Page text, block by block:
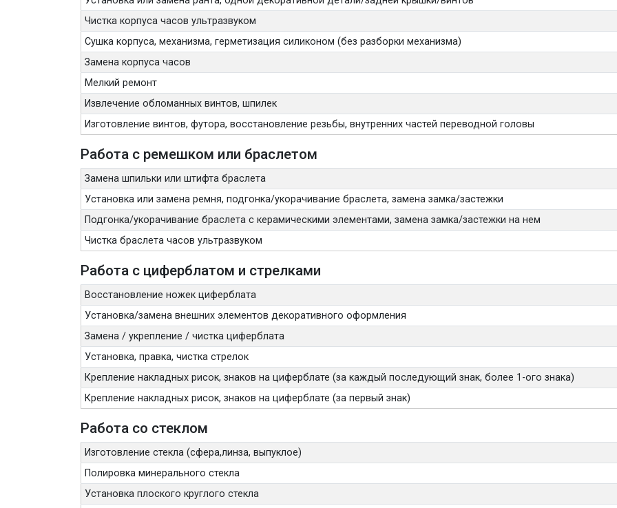
Чистка корпуса часов ультразвуком
Сушка корпуса, механизма, герметизация силиконом (без разборки механизма)
Замена корпуса часов
Мелкий ремонт
Извлечение обломанных винтов, шпилек
Изготовление винтов, футора, восстановление резьбы, внутренних частей переводной головы
Работа с ремешком или браслетом
Замена шпильки или штифта браслета
Установка или замена ремня, подгонка/укорачивание браслета, замена замка/застежки
Подгонка/укорачивание браслета с керамическими элементами, замена замка/застежки на нем
Чистка браслета часов ультразвуком
Работа с циферблатом и стрелками
Восстановление ножек циферблата
Установка/замена внешних элементов декоративного оформления
Замена / укрепление / чистка циферблата
Установка, правка, чистка стрелок
Крепление накладных рисок, знаков на циферблате (за каждый последующий знак, более 1-ого знака)
Крепление накладных рисок, знаков на циферблате (за первый знак)
Работа со стеклом
Изготовление стекла (сфера,линза, выпуклое)
Полировка минерального стекла
Установка плоского круглого стекла